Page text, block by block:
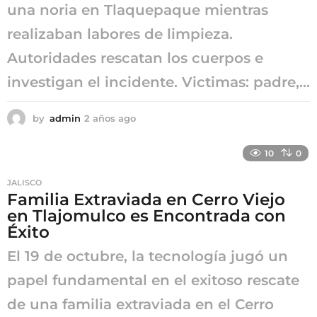
una noria en Tlaquepaque mientras
realizaban labores de limpieza.
Autoridades rescatan los cuerpos e
investigan el incidente. Victimas: padre,...
by admin 2 años ago
g
o
10 0
JALISCO
Familia Extraviada en Cerro Viejo
en Tlajomulco es Encontrada con
Éxito
El 19 de octubre, la tecnología jugó un
papel fundamental en el exitoso rescate
de una familia extraviada en el Cerro